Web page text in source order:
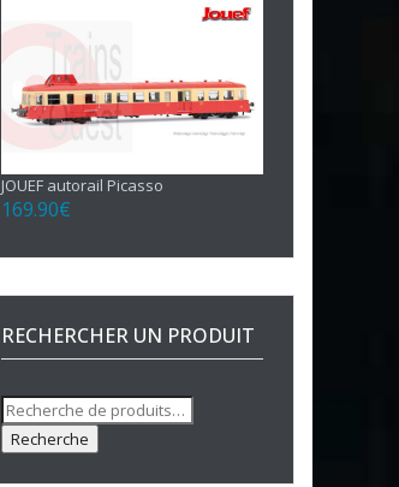
JOUEF autorail Picasso
169.90€
RECHERCHER UN PRODUIT
Recherche
pour :
Recherche